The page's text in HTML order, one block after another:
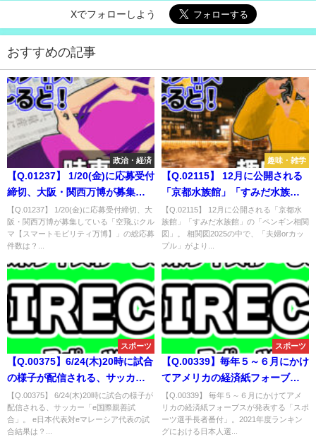
Xでフォローしよう
おすすめの記事
政治・経済
【Q.01237】 1/20(金)に応募受付
締切、大阪・関西万博が募集し
ている「空飛ぶクルマ【スマー
トモビリティ万博】」の総応募
件数は？
【Q.01237】 1/20(金)に応募受付締切、大
阪・関西万博が募集している「空飛ぶクル
マ【スマートモビリティ万博】」の総応募
件数は？...
趣味・雑学
【Q.02115】 12月に公開される
「京都水族館」「すみだ水族
館」の「ペンギン相関図」。 相
関図2025の中で、「夫婦orカッ
プル」がより多く成立している
【Q.02115】 12月に公開される「京都水
族館」「すみだ水族館」の「ペンギン相関
図」。 相関図2025の中で、「夫婦orカッ
プル」がより...
スポーツ
【Q.00375】6/24(木)20時に試合
の様子が配信される、サッカー
「e国際親善試合」。e日本代表
対eマレーシア代表の試合結果
は？
【Q.00375】 6/24(木)20時に試合の様子が
配信される、サッカー「e国際親善試
合」。 e日本代表対eマレーシア代表の試
合結果は？...
スポーツ
【Q.00339】毎年５～６月にかけ
てアメリカの経済紙フォーブス
が発表する「スポーツ選手長者
番付」。2021年度ランキングに
おける日本人選手の最高順位
【Q.00339】 毎年５～６月にかけてアメ
リカの経済紙フォーブスが発表する「スポ
ーツ選手長者番付」。2021年度ランキン
グにおける日本人選...